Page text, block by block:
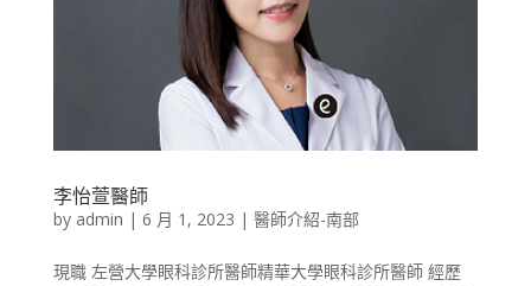
李怡萱醫師
by admin | 6 月 1, 2023 | 醫師介紹-南部
現職 左營大學眼科診所醫師精華大學眼科診所醫師 經歷